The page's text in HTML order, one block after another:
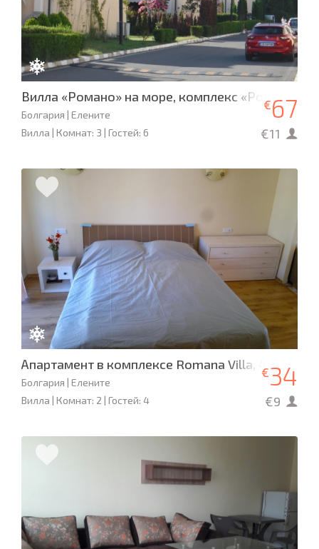
Вилла «Романо» на море, комплекс «Роял Клаб»
Болгария | Елените
Вилла | Комнат: 3 | Гостей: 6
€67
€11
Апартамент в комплексе Romana Villa, 4
Болгария | Елените
Вилла | Комнат: 2 | Гостей: 4
€34
€9